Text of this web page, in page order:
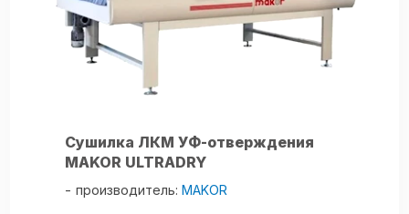
Сушилка ЛКМ УФ-отверждения
MAKOR ULTRADRY
производитель:MAKOR